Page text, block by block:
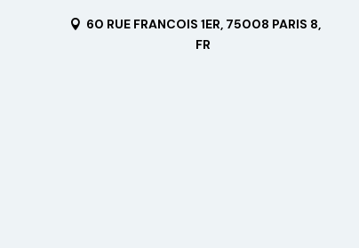
60 RUE FRANCOIS 1ER, 75008 PARIS 8,
FR